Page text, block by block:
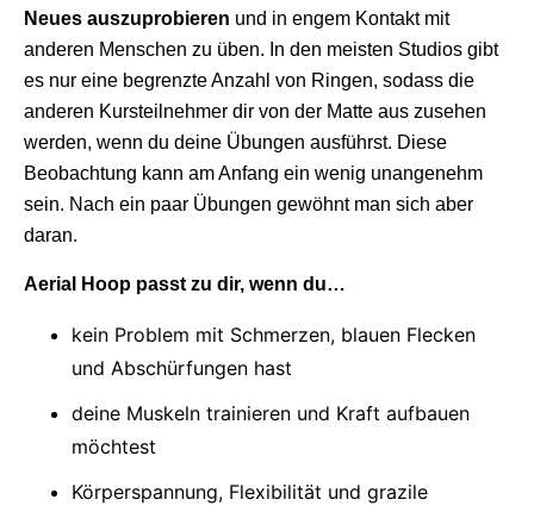
Neues auszuprobieren und in engem Kontakt mit
anderen Menschen zu üben. In den meisten Studios gibt
es nur eine begrenzte Anzahl von Ringen, sodass die
anderen Kursteilnehmer dir von der Matte aus zusehen
werden, wenn du deine Übungen ausführst. Diese
Beobachtung kann am Anfang ein wenig unangenehm
sein. Nach ein paar Übungen gewöhnt man sich aber
daran.
Aerial Hoop passt zu dir, wenn du…
kein Problem mit Schmerzen, blauen Flecken
und Abschürfungen hast
deine Muskeln trainieren und Kraft aufbauen
möchtest
Körperspannung, Flexibilität und grazile